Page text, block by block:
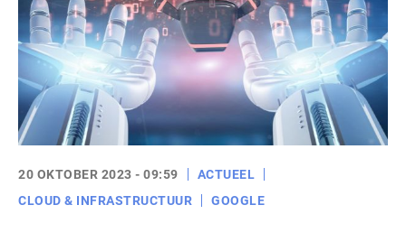
20 OKTOBER 2023 - 09:59
ACTUEEL
CLOUD & INFRASTRUCTUUR
GOOGLE